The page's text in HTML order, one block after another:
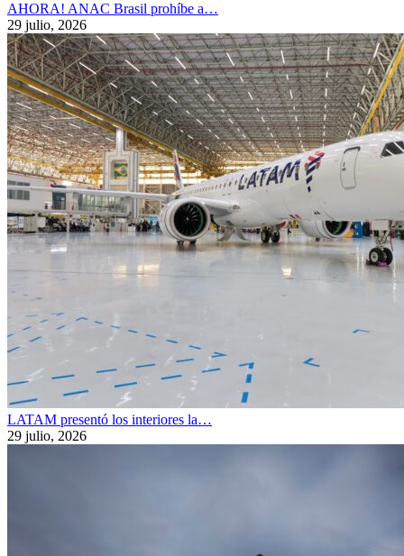
AHORA! ANAC Brasil prohíbe a…
29 julio, 2026
LATAM presentó los interiores la…
29 julio, 2026